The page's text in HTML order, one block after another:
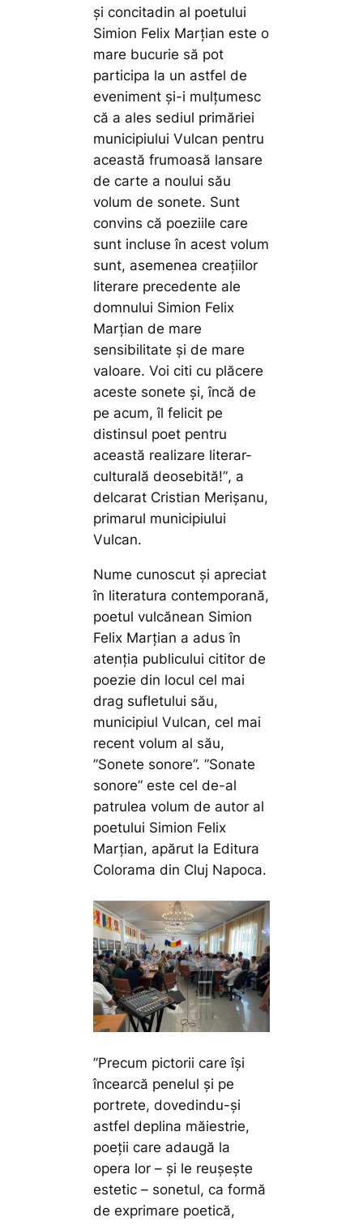
și concitadin al poetului
Simion Felix Marțian este o
mare bucurie să pot
participa la un astfel de
eveniment și-i mulțumesc
că a ales sediul primăriei
municipiului Vulcan pentru
această frumoasă lansare
de carte a noului său
volum de sonete. Sunt
convins că poeziile care
sunt incluse în acest volum
sunt, asemenea creațiilor
literare precedente ale
domnului Simion Felix
Marțian de mare
sensibilitate și de mare
valoare. Voi citi cu plăcere
aceste sonete și, încă de
pe acum, îl felicit pe
distinsul poet pentru
această realizare literar-
culturală deosebită!”, a
delcarat Cristian Merișanu,
primarul municipiului
Vulcan.
Nume cunoscut și apreciat
în literatura contemporană,
poetul vulcănean Simion
Felix Marțian a adus în
atenția publicului cititor de
poezie din locul cel mai
drag sufletului său,
municipiul Vulcan, cel mai
recent volum al său,
”Sonete sonore”. ”Sonate
sonore” este cel de-al
patrulea volum de autor al
poetului Simion Felix
Marțian, apărut la Editura
Colorama din Cluj Napoca.
”Precum pictorii care își
încearcă penelul și pe
portrete, dovedindu-și
astfel deplina măiestrie,
poeții care adaugă la
opera lor – și le reușește
estetic – sonetul, ca formă
de exprimare poetică,